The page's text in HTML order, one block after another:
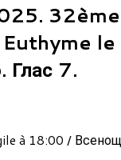
le
Глас 7.
à 18:00 /